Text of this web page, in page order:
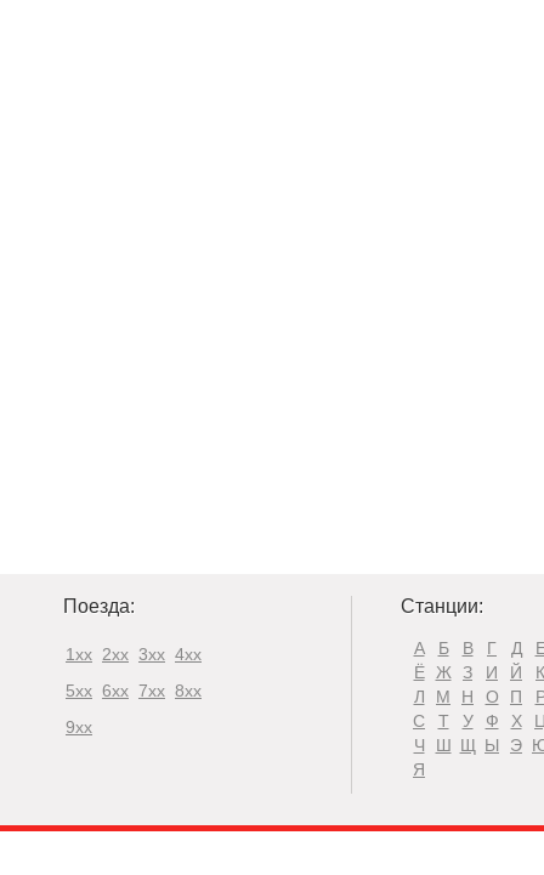
Поезда:
1xx 2xx 3xx 4xx
5xx 6xx 7xx 8xx
9xx
Станции:
А Б В Г Д
Ё
Ж З И Й
К
Л
М Н О П
С
Т У Ф Х
Ч
Ш Щ Ы Э
Я